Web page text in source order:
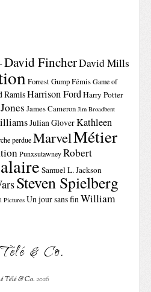
David FincherDavid Mills
Forrest GumpFémis Game of
RamisHarrison FordHarry Potter
James Cameron Jim Broadbent
Julian GloverKathleen
perdue MarvelMétier
Punxsutawney Robert
Samuel L. Jackson
Steven Spielberg
Pictures Un jour sans finWilliam
& Co.
Télé & Co.2026